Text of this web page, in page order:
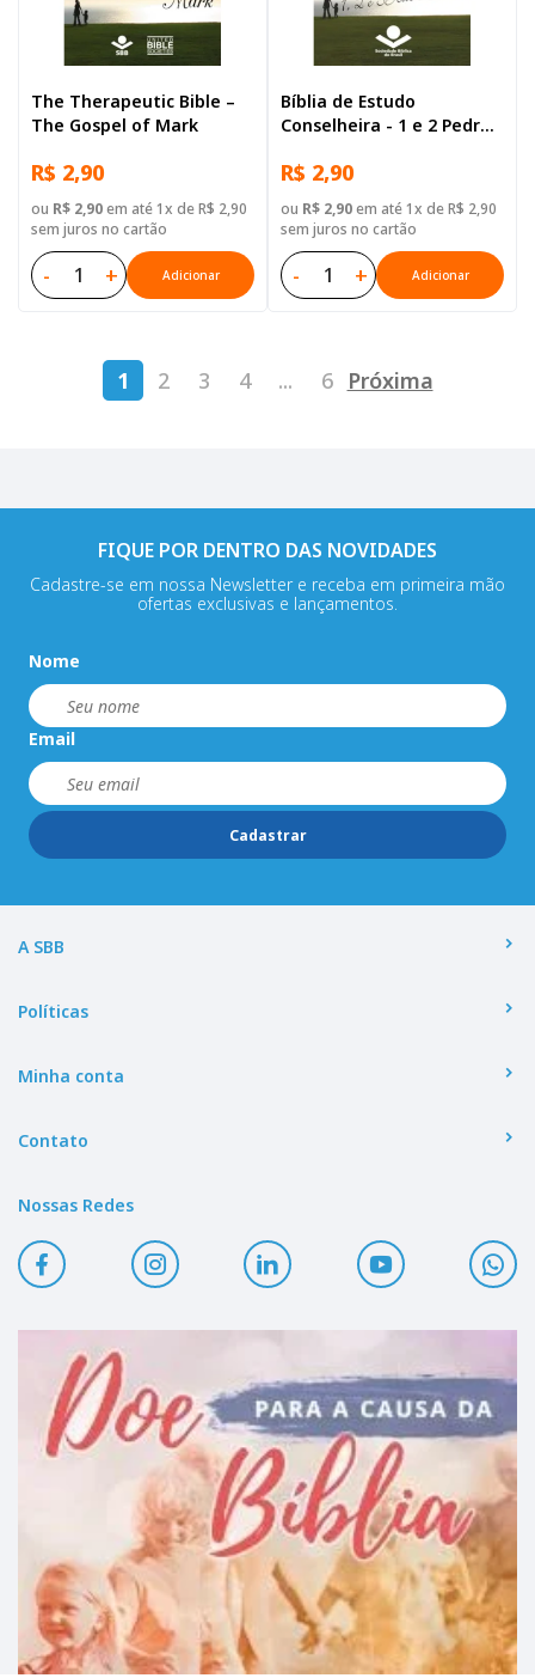
The Therapeutic Bible –
The Gospel of Mark
R$ 2,90
ou R$ 2,90em até 1x de R$ 2,90
sem juros no cartão
- + Adicionar
Bíblia de Estudo
Conselheira - 1 e 2 Pedro,
R$ 2,90
ou R$ 2,90em até 1x de R$ 2,90
sem juros no cartão
- + Adicionar
1 2 3 4 ... 6 Próxima
FIQUE POR DENTRO DAS NOVIDADES
Cadastre-se em nossa Newsletter e receba em primeira mão
ofertas exclusivas e lançamentos.
Nome
Email
Cadastrar
A SBB
Políticas
Minha conta
Contato
Nossas Redes